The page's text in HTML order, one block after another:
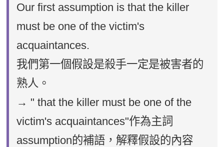
Our first assumption is that the killer
must be one of the victim's
acquaintances.
我們第一個假設是殺手一定是被害者的
熟人。
→ " that the killer must be one of the
victim's acquaintances"作為主詞
assumption的補語，解釋假設的內容